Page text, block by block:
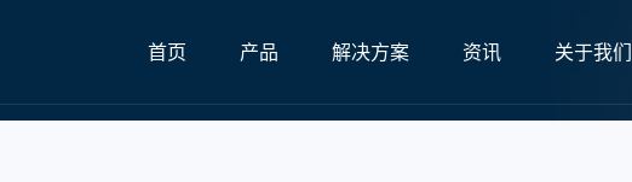
首页 产品 解决方案 资讯 关于我们